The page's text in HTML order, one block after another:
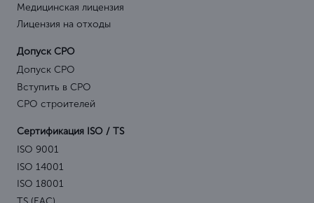
Медицинская лицензия
Лицензия на отходы
Допуск СРО
Допуск СРО
Вступить в СРО
СРО строителей
Сертификация ISO / TS
ISO 9001
ISO 14001
ISO 18001